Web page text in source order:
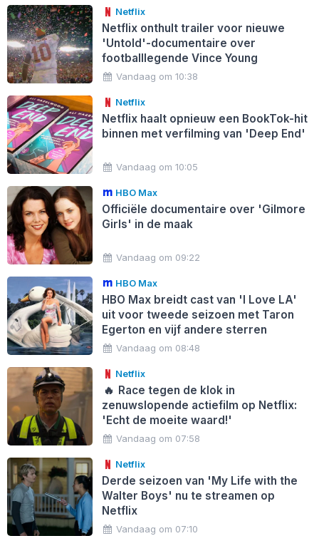
Netflix
Netflix onthult trailer voor nieuwe
'Untold'-documentaire over
footballlegende Vince Young
Vandaag om 10:38
Netflix
Netflix haalt opnieuw een BookTok-hit
binnen met verfilming van 'Deep End'
Vandaag om 10:05
HBO Max
Officiële documentaire over 'Gilmore
Girls' in de maak
Vandaag om 09:22
HBO Max
HBO Max breidt cast van 'I Love LA'
uit voor tweede seizoen met Taron
Egerton en vijf andere sterren
Vandaag om 08:48
Netflix
🔥 Race tegen de klok in
zenuwslopende actiefilm op Netflix:
'Echt de moeite waard!'
Vandaag om 07:58
Netflix
Derde seizoen van 'My Life with the
Walter Boys' nu te streamen op
Netflix
Vandaag om 07:10